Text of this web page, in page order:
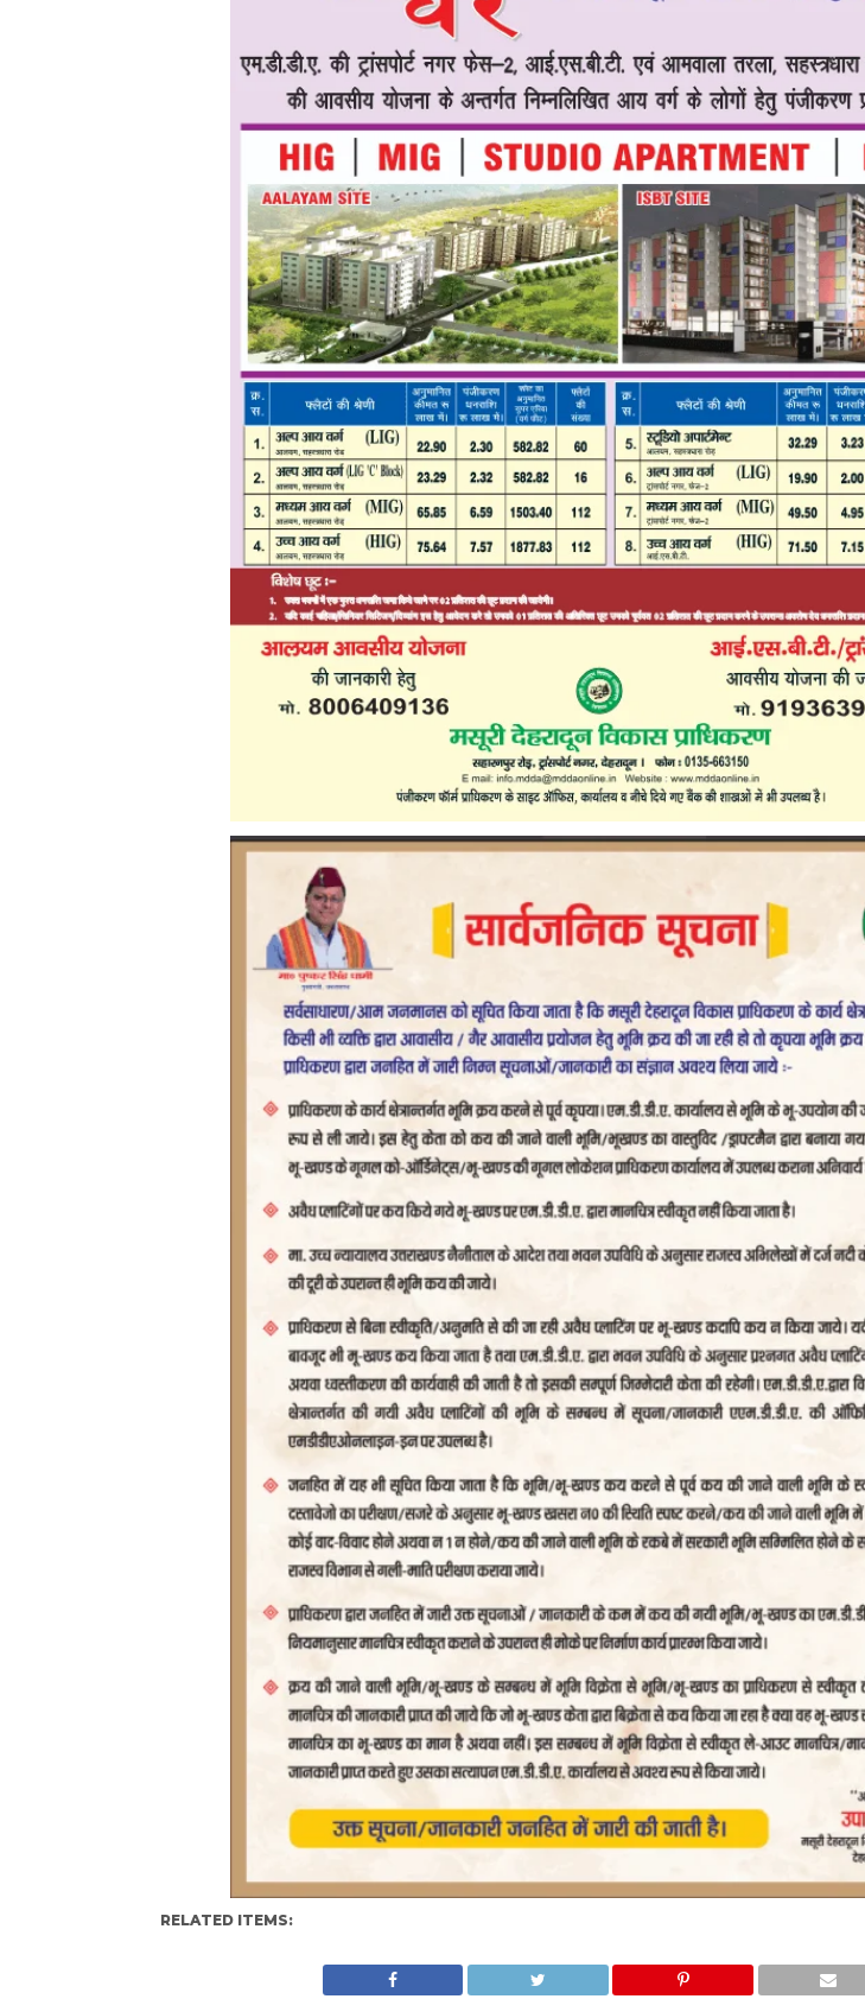
RELATED ITEMS: